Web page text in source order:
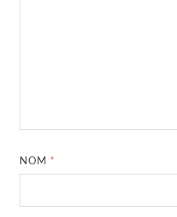
NOM *